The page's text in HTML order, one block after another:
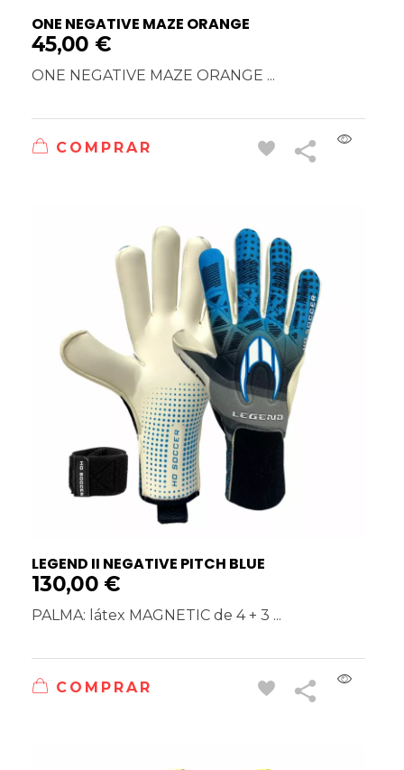
ONE NEGATIVE MAZE ORANGE
45,00 €
ONE NEGATIVE MAZE ORANGE ...
COMPRAR
LEGEND II NEGATIVE PITCH BLUE
130,00 €
PALMA: látex MAGNETIC de 4 + 3 ...
COMPRAR